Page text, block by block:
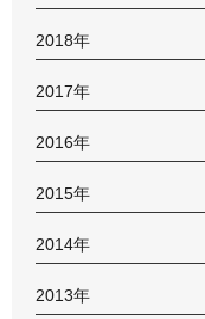
2018年
2017年
2016年
2015年
2014年
2013年